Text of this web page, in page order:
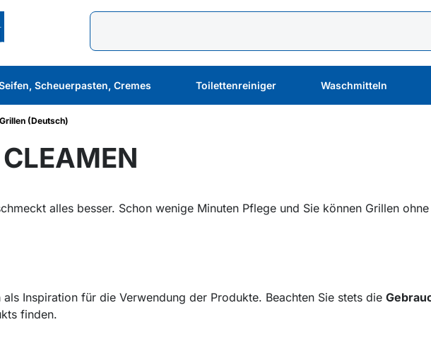
Scheuerpasten, Cremes Toilettenreiniger Waschmitteln
(Deutsch)
alles besser. Schon wenige Minuten Pflege und Sie können Grillen
Inspiration für die Verwendung der Produkte. Beachten Sie stets die
finden.